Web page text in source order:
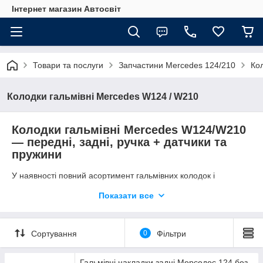
Інтернет магазин Автосвіт
Товари та послуги Запчастини Mercedes 124/210
Колодки гальмівні Mercedes W124 / W210
Колодки гальмівні Mercedes W124/W210
— передні, задні, ручка + датчики та
пружини
У наявності повний асортимент гальмівних колодок і
Пропонуємо передні та задні гальмівні колодки, колодки
кріплення.
Підходить для моделей:
• Mercedes W124 (1985–1996)
• Mercedes W210 (1995–2002)
Показати все
Сортування 0 Фільтри